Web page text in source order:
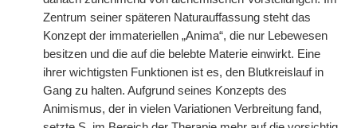
Zentrum seiner späteren Naturauffassung steht das
Konzept der immateriellen „Anima“, die nur Lebewesen
besitzen und die auf die belebte Materie einwirkt. Eine
ihrer wichtigsten Funktionen ist es, den Blutkreislauf in
Gang zu halten. Aufgrund seines Konzepts des
Animismus, der in vielen Variationen Verbreitung fand,